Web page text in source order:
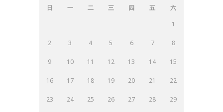
日 一 二 三 四 五
六
1
2 3 4 5 6 7 8
9 10 11 12 13 14 15
16 17 18 19 20 21 22
23 24 25 26 27 28 29